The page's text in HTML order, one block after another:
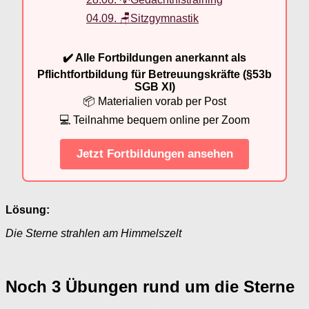
04.09. 🪑Sitzgymnastik
✔️ Alle Fortbildungen anerkannt als
Pflichtfortbildung für Betreuungskräfte (§53b
SGB XI)
📦 Materialien vorab per Post
💻 Teilnahme bequem online per Zoom
Jetzt Fortbildungen ansehen
Lösung:
Die Sterne strahlen am Himmelszelt
Noch 3 Übungen rund um die Sterne